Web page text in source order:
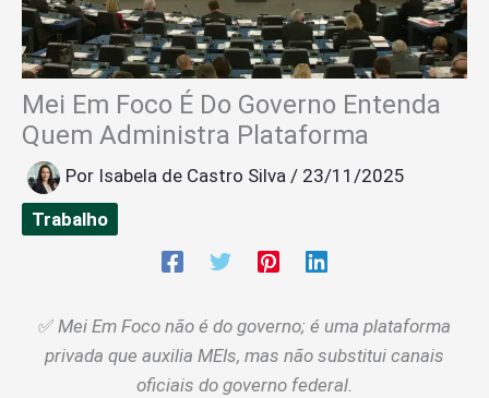
Mei Em Foco É Do Governo Entenda
Quem Administra Plataforma
Por Isabela de Castro Silva / 23/11/2025
Trabalho
✅ Mei Em Foco não é do governo; é uma plataforma
privada que auxilia MEIs, mas não substitui canais
oficiais do governo federal.